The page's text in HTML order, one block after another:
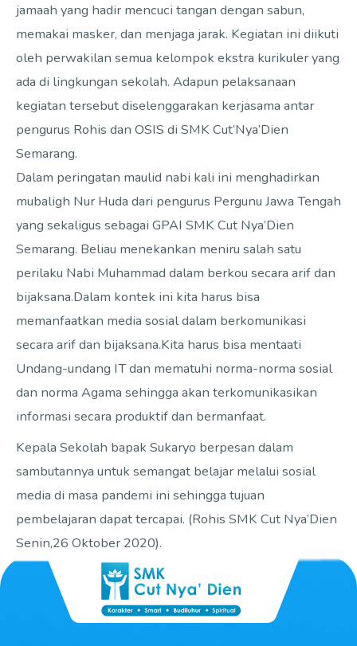
jamaah yang hadir mencuci tangan dengan sabun,
memakai masker, dan menjaga jarak. Kegiatan ini diikuti
oleh perwakilan semua kelompok ekstra kurikuler yang
ada di lingkungan sekolah. Adapun pelaksanaan
kegiatan tersebut diselenggarakan kerjasama antar
pengurus Rohis dan OSIS di SMK Cut’Nya’Dien
Semarang.
Dalam peringatan maulid nabi kali ini menghadirkan
mubaligh Nur Huda dari pengurus Pergunu Jawa Tengah
yang sekaligus sebagai GPAI SMK Cut Nya’Dien
Semarang. Beliau menekankan meniru salah satu
perilaku Nabi Muhammad dalam berkou secara arif dan
bijaksana.Dalam kontek ini kita harus bisa
memanfaatkan media sosial dalam berkomunikasi
secara arif dan bijaksana.Kita harus bisa mentaati
Undang-undang IT dan mematuhi norma-norma sosial
dan norma Agama sehingga akan terkomunikasikan
informasi secara produktif dan bermanfaat.
Kepala Sekolah bapak Sukaryo berpesan dalam
sambutannya untuk semangat belajar melalui sosial
media di masa pandemi ini sehingga tujuan
pembelajaran dapat tercapai. (Rohis SMK Cut Nya’Dien
Senin,26 Oktober 2020).